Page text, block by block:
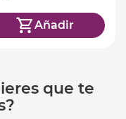
Añadir
que te